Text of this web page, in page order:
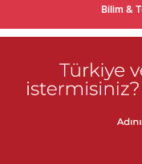
Bilim &